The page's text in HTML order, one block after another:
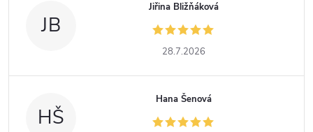
JB
Jiřina Bližňáková
28.7.2026
HŠ
Hana Šenová